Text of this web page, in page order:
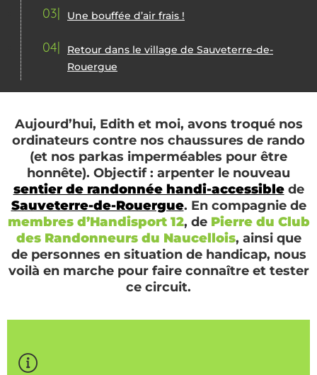
03 Une bouffée d’air frais !
04
Retour dans le village de Sauveterre-de-
Rouergue
Aujourd’hui, Edith et moi, avons troqué nos
ordinateurs contre nos chaussures de rando
(et nos parkas imperméables pour être
honnête). Objectif : arpenter le nouveau
sentier de randonnée handi-accessiblede
Sauveterre-de-Rouergue. En compagnie de
membres d’Handisport 12, de Pierre du Club
des Randonneurs du Naucellois, ainsi que
de personnes en situation de handicap, nous
voilà en marche pour faire connaître et tester
ce circuit.